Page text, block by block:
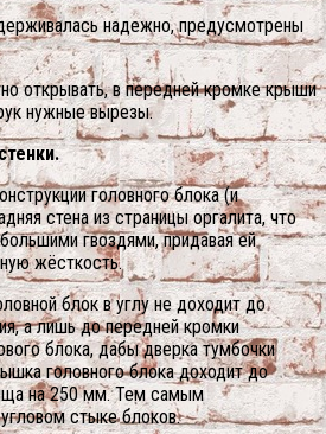
надежно, предусмотрены
открывать, в передней кромке крыши
нужные вырезы.
головного блока (и
стена из страницы оргалита, что
гвоздями, придавая ей
жёсткость.
блок в углу не доходит до
а лишь до передней кромки
блока, дабы дверка тумбочки
головного блока доходит до
на 250 мм. Тем самым
стыке блоков.